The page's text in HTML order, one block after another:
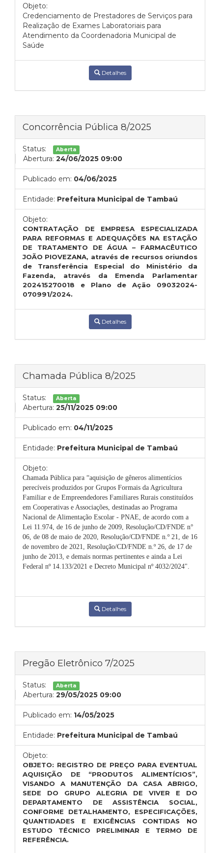
Objeto:
Credenciamento de Prestadores de Serviços para
Realização de Exames Laboratoriais para
Atendimento da Coordenadoria Municipal de
Saúde
Detalhes
Concorrência Pública 8/2025
Status: Aberta
Abertura: 24/06/2025 09:00
Publicado em: 04/06/2025
Entidade: Prefeitura Municipal de Tambaú
Objeto:
CONTRATAÇÃO DE EMPRESA ESPECIALIZADA
PARA REFORMAS E ADEQUAÇÕES NA ESTAÇÃO
DE TRATAMENTO DE ÁGUA – FARMACÊUTICO
JOÃO PIOVEZANA, através de recursos oriundos
de Transferência Especial do Ministério da
Fazenda, através da Emenda Parlamentar
202415270018 e Plano de Ação 09032024-
070991/2024.
Detalhes
Chamada Pública 8/2025
Status: Aberta
Abertura: 25/11/2025 09:00
Publicado em: 04/11/2025
Entidade: Prefeitura Municipal de Tambaú
Objeto:
Chamada Pública para “aquisição de gêneros alimentícios
perecíveis produzidos por Grupos Formais da Agricultura
Familiar e de Empreendedores Familiares Rurais constituídos
em Cooperativas e Associações, destinadas ao Programa
Nacional de Alimentação Escolar - PNAE, de acordo com a
Lei 11.974, de 16 de junho de 2009, Resolução/CD/FNDE n°
06, de 08 de maio de 2020, Resolução/CD/FNDE n.º 21, de 16
de novembro de 2021, Resolução/CD/FNDE n.º 26, de 17 de
junho de 2013, e demais normas pertinentes e ainda a Lei
Federal nº 14.133/2021 e Decreto Municipal nº 4032/2024".
Detalhes
Pregão Eletrônico 7/2025
Status: Aberta
Abertura: 29/05/2025 09:00
Publicado em: 14/05/2025
Entidade: Prefeitura Municipal de Tambaú
Objeto:
OBJETO: REGISTRO DE PREÇO PARA EVENTUAL
AQUISIÇÃO DE “PRODUTOS ALIMENTÍCIOS”,
VISANDO A MANUTENÇÃO DA CASA ABRIGO,
SEDE DO GRUPO ALEGRIA DE VIVER E DO
DEPARTAMENTO DE ASSISTÊNCIA SOCIAL,
CONFORME DETALHAMENTO, ESPECIFICAÇÕES,
QUANTIDADES E EXIGÊNCIAS CONTIDAS NO
ESTUDO TÉCNICO PRELIMINAR E TERMO DE
REFERÊNCIA.